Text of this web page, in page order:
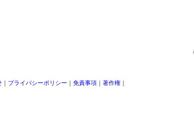
｜ プライバシーポリシー ｜免責事項 ｜著作権 ｜